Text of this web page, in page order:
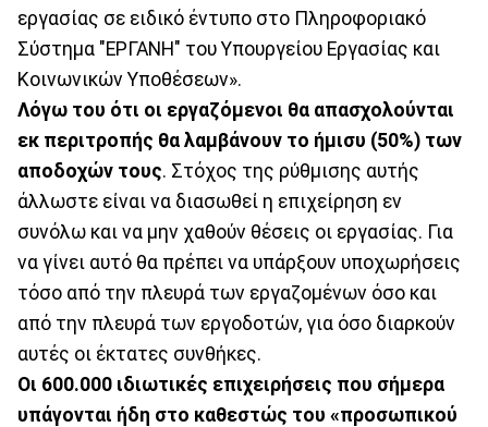
εργασίας σε ειδικό έντυπο στο Πληροφοριακό
Σύστημα "ΕΡΓΑΝΗ" του Υπουργείου Εργασίας και
Κοινωνικών Υποθέσεων».
Λόγω του ότι οι εργαζόμενοι θα απασχολούνται
εκ περιτροπής θα λαμβάνουν το ήμισυ (50%) των
αποδοχών τους. Στόχος της ρύθμισης αυτής
άλλωστε είναι να διασωθεί η επιχείρηση εν
συνόλω και να μην χαθούν θέσεις οι εργασίας. Για
να γίνει αυτό θα πρέπει να υπάρξουν υποχωρήσεις
τόσο από την πλευρά των εργαζομένων όσο και
από την πλευρά των εργοδοτών, για όσο διαρκούν
αυτές οι έκτατες συνθήκες.
Οι 600.000 ιδιωτικές επιχειρήσεις που σήμερα
υπάγονται ήδη στο καθεστώς του «προσωπικού